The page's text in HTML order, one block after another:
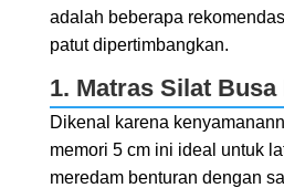
adalah beberapa
patut dipertimbangkan.
1. Matras Silat
Dikenal karena
memori 5 cm ini ideal untuk
meredam benturan dengan